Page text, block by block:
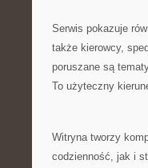
Serwis pokazuje
także kierowcy,
poruszane są
To użyteczny
Witryna tworzy
codzienność, jak i